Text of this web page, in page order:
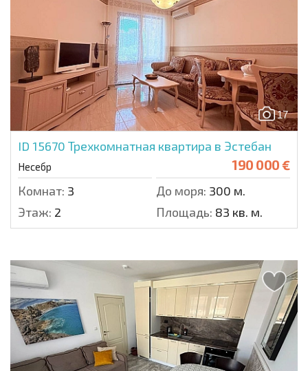
17
ID 15670 Трехкомнатная квартира в Эстебан
Несебр 190 000 €
Комнат: 3 До моря: 300 м.
Этаж: 2 Площадь: 83 кв. м.